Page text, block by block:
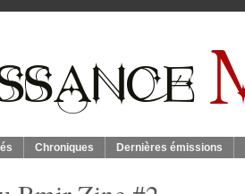
Chroniques Dernières émissions